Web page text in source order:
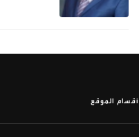
أقسام الموقع